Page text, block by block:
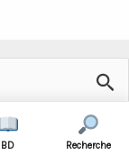
BD Recherche